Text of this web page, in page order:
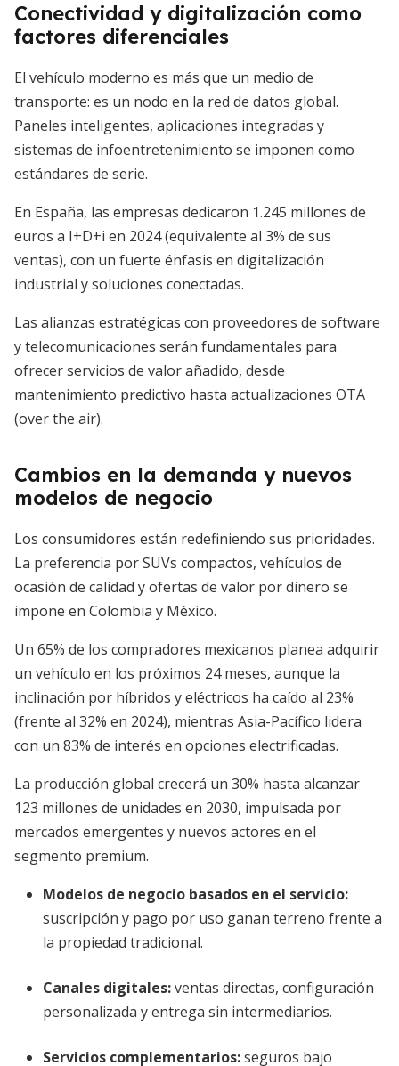
Conectividad y digitalización como
factores diferenciales
El vehículo moderno es más que un medio de
transporte: es un nodo en la red de datos global.
Paneles inteligentes, aplicaciones integradas y
sistemas de infoentretenimiento se imponen como
estándares de serie.
En España, las empresas dedicaron 1.245 millones de
euros a I+D+i en 2024 (equivalente al 3% de sus
ventas), con un fuerte énfasis en digitalización
industrial y soluciones conectadas.
Las alianzas estratégicas con proveedores de software
y telecomunicaciones serán fundamentales para
ofrecer servicios de valor añadido, desde
mantenimiento predictivo hasta actualizaciones OTA
(over the air).
Cambios en la demanda y nuevos
modelos de negocio
Los consumidores están redefiniendo sus prioridades.
La preferencia por SUVs compactos, vehículos de
ocasión de calidad y ofertas de valor por dinero se
impone en Colombia y México.
Un 65% de los compradores mexicanos planea adquirir
un vehículo en los próximos 24 meses, aunque la
inclinación por híbridos y eléctricos ha caído al 23%
(frente al 32% en 2024), mientras Asia-Pacífico lidera
con un 83% de interés en opciones electrificadas.
La producción global crecerá un 30% hasta alcanzar
123 millones de unidades en 2030, impulsada por
mercados emergentes y nuevos actores en el
segmento premium.
Modelos de negocio basados en el servicio:
suscripción y pago por uso ganan terreno frente a
la propiedad tradicional.
Canales digitales:ventas directas, configuración
personalizada y entrega sin intermediarios.
Servicios complementarios:seguros bajo